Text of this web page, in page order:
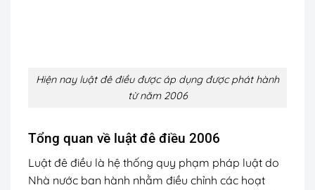
Hiện nay luật đê điều được áp dụng được phát hành
từ năm 2006
Tổng quan về luật đê điều 2006
Luật đê điều là hệ thống quy phạm pháp luật do
Nhà nước ban hành nhằm điều chỉnh các hoạt